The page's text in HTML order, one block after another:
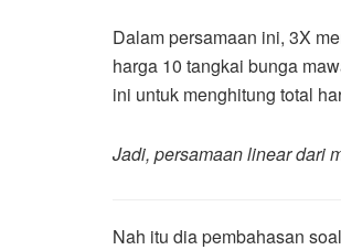
Dalam persamaan ini, 3X
harga 10 tangkai bunga
ini untuk menghitung total
Jadi, persamaan linear dari
Nah itu dia pembahasan